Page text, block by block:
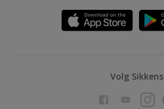
Volg Sikkens